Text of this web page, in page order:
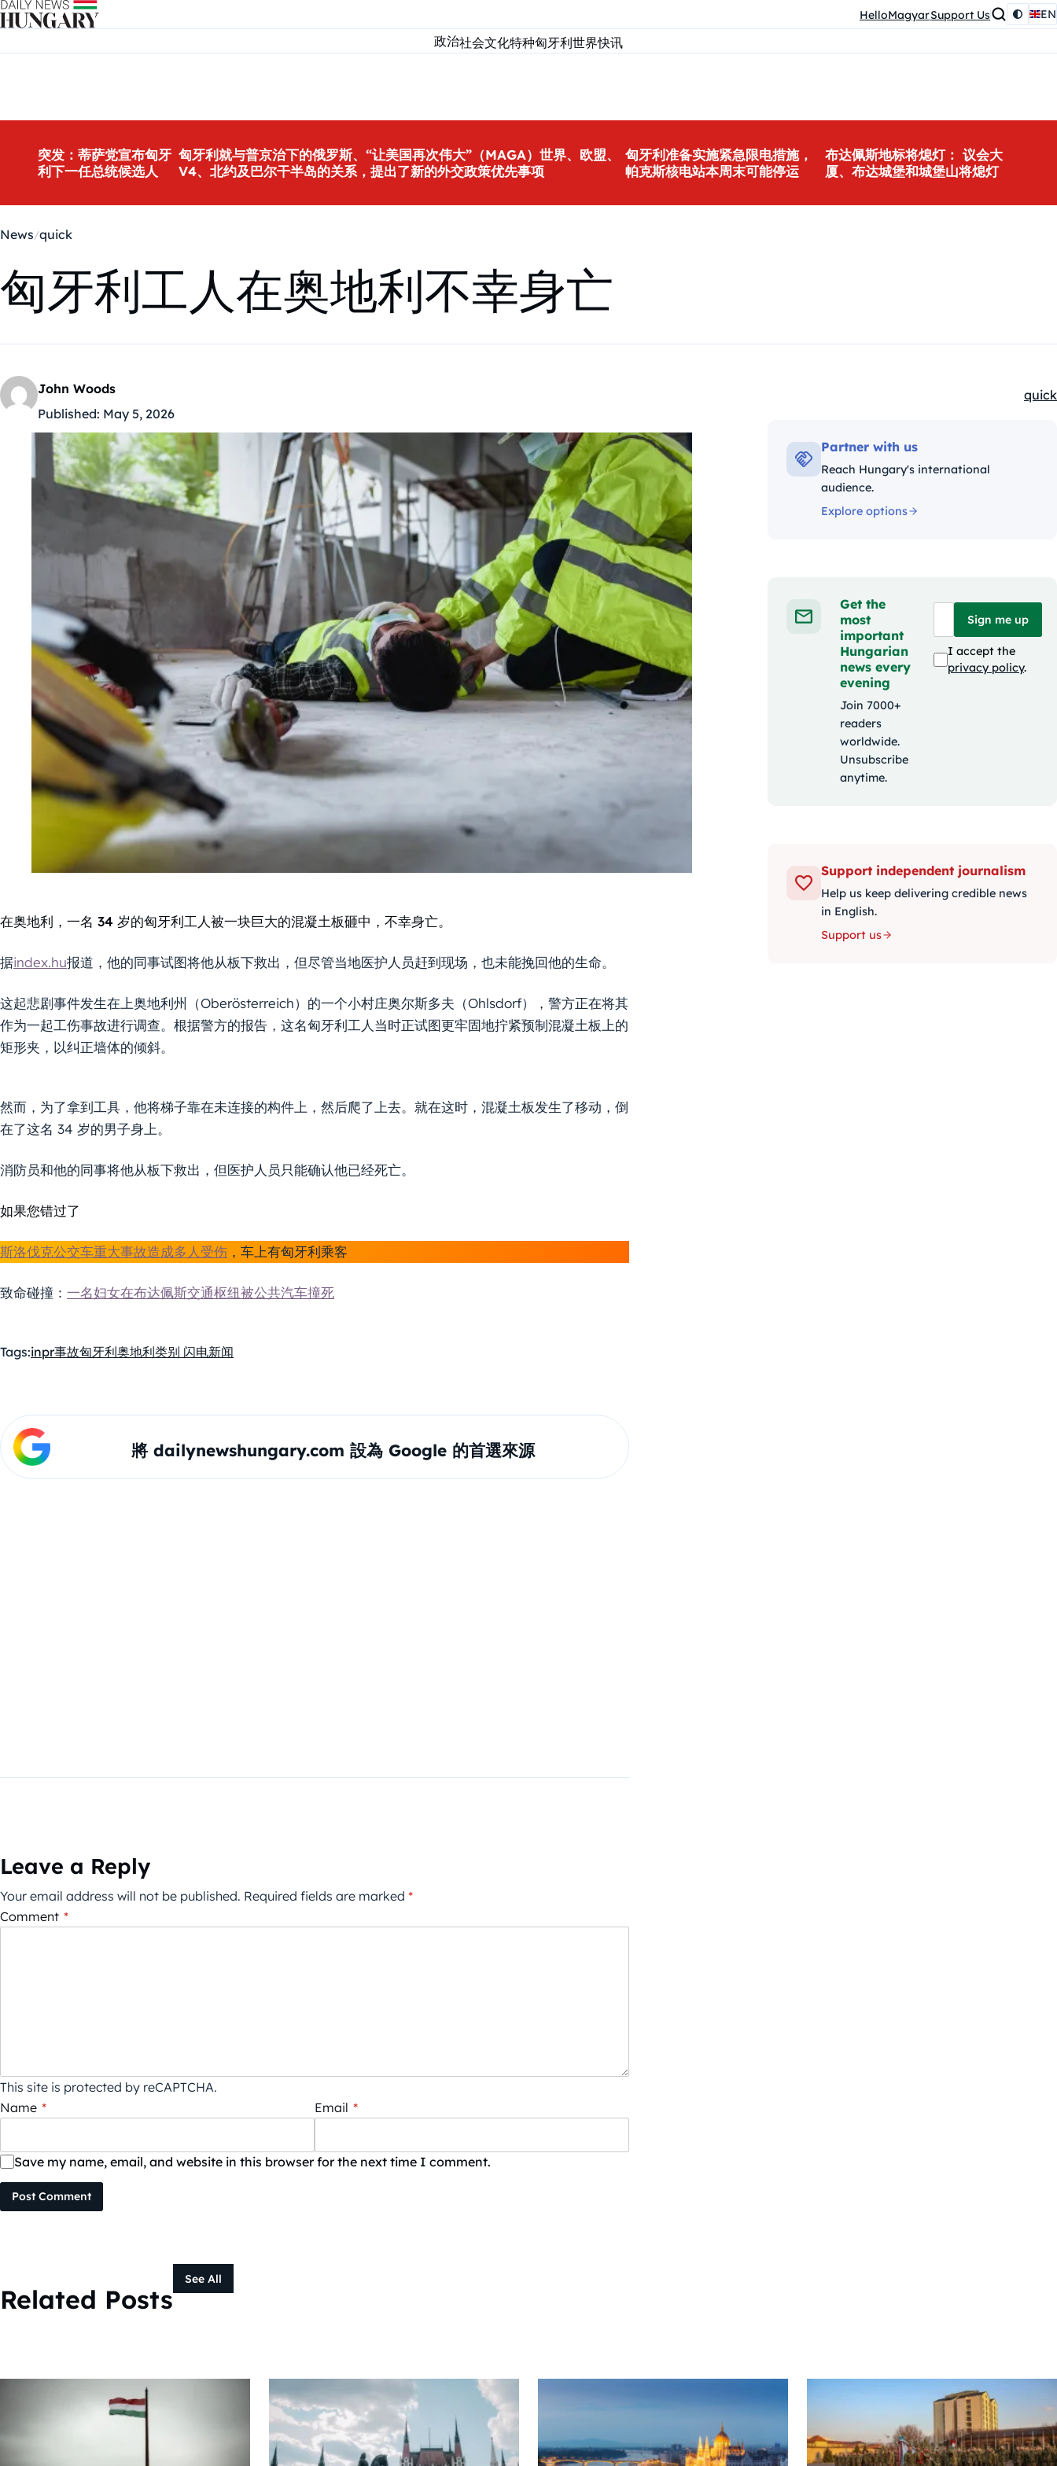
Skip to content HelloMagyarSupport Us EN
政治社会文化特种匈牙利世界快讯
突发：蒂萨党宣布匈牙
利下一任总统候选人
匈牙利就与普京治下的俄罗斯、“让美国再次伟大”（MAGA）世界、欧盟、
V4、北约及巴尔干半岛的关系，提出了新的外交政策优先事项
匈牙利准备实施紧急限电措施，
帕克斯核电站本周末可能停运
布达佩斯地标将熄灯： 议会大
厦、布达城堡和城堡山将熄灯
News quick
匈牙利工人在奥地利不幸身亡
John Woods
Published: May 5, 2026
quick
在奥地利，一名 34 岁的匈牙利工人被一块巨大的混凝土板砸中，不幸身亡。
据index.hu报道，他的同事试图将他从板下救出，但尽管当地医护人员赶到现场，也未能挽回他的生命。
这起悲剧事件发生在上奥地利州（Oberösterreich）的一个小村庄奥尔斯多夫（Ohlsdorf），警方正在将其
作为一起工伤事故进行调查。根据警方的报告，这名匈牙利工人当时正试图更牢固地拧紧预制混凝土板上的
矩形夹，以纠正墙体的倾斜。
然而，为了拿到工具，他将梯子靠在未连接的构件上，然后爬了上去。就在这时，混凝土板发生了移动，倒
在了这名 34 岁的男子身上。
消防员和他的同事将他从板下救出，但医护人员只能确认他已经死亡。
如果您错过了
斯洛伐克公交车重大事故造成多人受伤 ，车上有匈牙利乘客
致命碰撞： 一名妇女在布达佩斯交通枢纽被公共汽车撞死
Tags:inpr事故匈牙利奥地利类别 闪电新闻
將 dailynewshungary.com 設為 Google 的首選來源
Leave a Reply
Your email address will not be published. Required fields are marked *
Comment *
This site is protected by reCAPTCHA.
Name * Email *
Save my name, email, and website in this browser for the next time I comment.
Post Comment
Partner with us
Reach Hungary's international
audience.
Explore options
Get the
most
important
Hungarian
news every
evening
Join 7000+
readers
worldwide.
Unsubscribe
anytime.
Sign me up
I accept the
privacy policy.
Support independent journalism
Help us keep delivering credible news
in English.
Support us
Related Posts
See All